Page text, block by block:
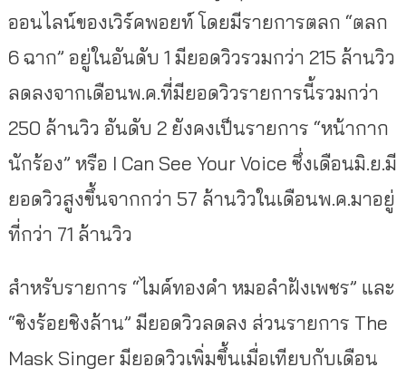
ออนไลน์ของเวิร์คพอยท์ โดยมีรายการตลก “ตลก
6 ฉาก” อยู่ในอันดับ 1 มียอดวิวรวมกว่า 215 ล้านวิว
ลดลงจากเดือนพ.ค.ที่มียอดวิวรายการนี้รวมกว่า
250 ล้านวิว อันดับ 2 ยังคงเป็นรายการ “หน้ากาก
นักร้อง” หรือ I Can See Your Voice ซึ่งเดือนมิ.ย.มี
ยอดวิวสูงขึ้นจากกว่า 57 ล้านวิวในเดือนพ.ค.มาอยู่
ที่กว่า 71 ล้านวิว
สำหรับรายการ “ไมค์ทองคำ หมอลำฝังเพชร” และ
“ชิงร้อยชิงล้าน” มียอดวิวลดลง ส่วนรายการ The
Mask Singer มียอดวิวเพิ่มขึ้นเมื่อเทียบกับเดือน